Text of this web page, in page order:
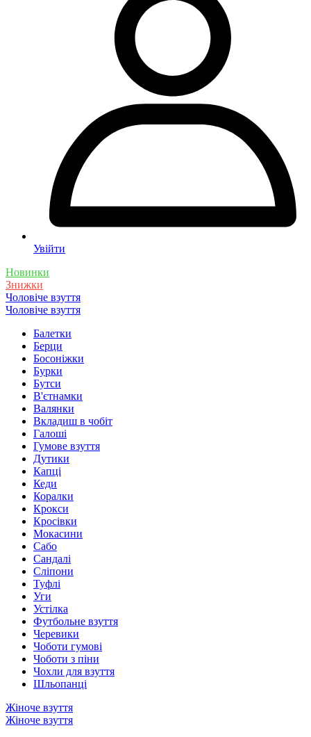
Увійти
Новинки
Знижки
Чоловіче взуття
Чоловіче взуття
Балетки
Берци
Босоніжки
Бурки
Бутси
В'єтнамки
Валянки
Вкладиш в чобіт
Галоші
Гумове взуття
Дутики
Капці
Кеди
Коралки
Крокси
Кросівки
Мокасини
Сабо
Сандалі
Сліпони
Туфлі
Уги
Устілка
Футбольне взуття
Черевики
Чоботи гумові
Чоботи з піни
Чохли для взуття
Шльопанці
Жіноче взуття
Жіноче взуття